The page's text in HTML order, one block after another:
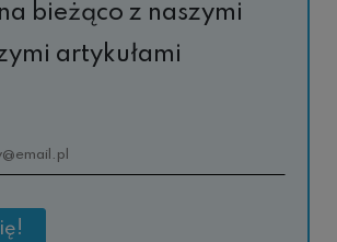
bieżąco z naszymi
artykułami